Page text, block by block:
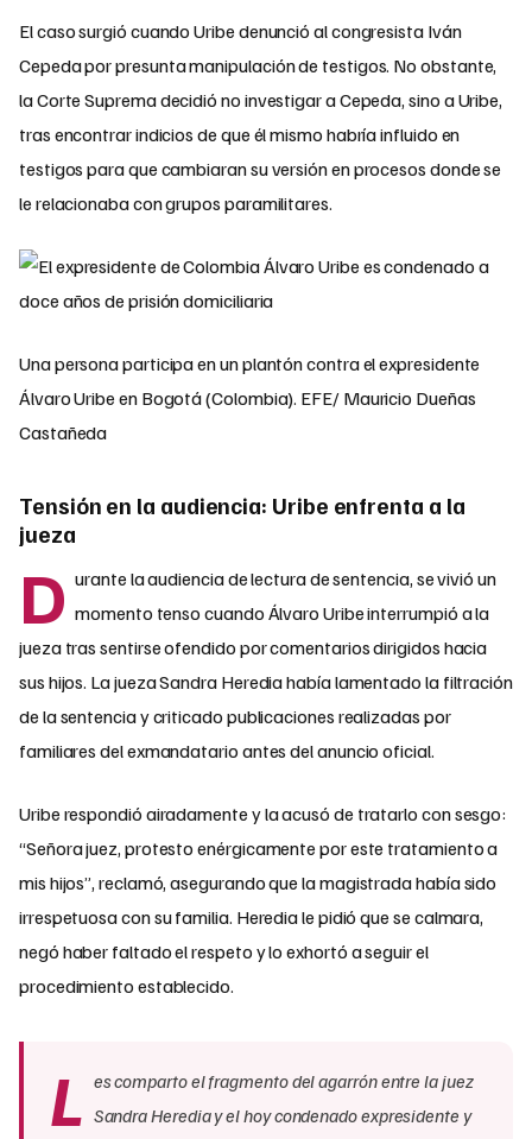
El caso surgió cuando Uribe denunció al congresista Iván
Cepeda por presunta manipulación de testigos. No obstante,
la Corte Suprema decidió no investigar a Cepeda, sino a Uribe,
tras encontrar indicios de que él mismo habría influido en
testigos para que cambiaran su versión en procesos donde se
le relacionaba con grupos paramilitares.
Una persona participa en un plantón contra el expresidente
Álvaro Uribe en Bogotá (Colombia). EFE/ Mauricio Dueñas
Castañeda
Tensión en la audiencia: Uribe enfrenta a la
jueza
D urante la audiencia de lectura de sentencia, se vivió un
momento tenso cuando Álvaro Uribe interrumpió a la
jueza tras sentirse ofendido por comentarios dirigidos hacia
sus hijos. La jueza Sandra Heredia había lamentado la filtración
de la sentencia y criticado publicaciones realizadas por
familiares del exmandatario antes del anuncio oficial.
Uribe respondió airadamente y la acusó de tratarlo con sesgo:
“Señora juez, protesto enérgicamente por este tratamiento a
mis hijos”, reclamó, asegurando que la magistrada había sido
irrespetuosa con su familia. Heredia le pidió que se calmara,
negó haber faltado el respeto y lo exhortó a seguir el
procedimiento establecido.
L es comparto el fragmento del agarrón entre la juez
Sandra Heredia y el hoy condenado expresidente y